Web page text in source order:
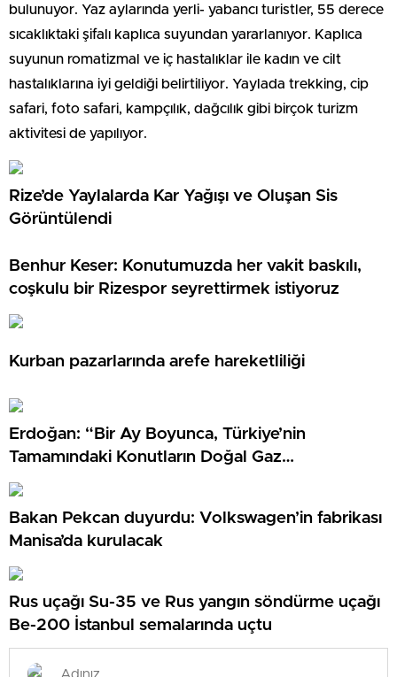
bulunuyor. Yaz aylarında yerli- yabancı turistler, 55 derece
sıcaklıktaki şifalı kaplıca suyundan yararlanıyor. Kaplıca
suyunun romatizmal ve iç hastalıklar ile kadın ve cilt
hastalıklarına iyi geldiği belirtiliyor. Yaylada trekking, cip
safari, foto safari, kampçılık, dağcılık gibi birçok turizm
aktivitesi de yapılıyor.
Rize’de Yaylalarda Kar Yağışı ve Oluşan Sis
Görüntülendi
Benhur Keser: Konutumuzda her vakit baskılı,
coşkulu bir Rizespor seyrettirmek istiyoruz
Kurban pazarlarında arefe hareketliliği
Erdoğan: “Bir Ay Boyunca, Türkiye’nin
Tamamındaki Konutların Doğal Gaz
Tüketiminden Fiyat Almayacağız”
Bakan Pekcan duyurdu: Volkswagen’in fabrikası
Manisa’da kurulacak
Rus uçağı Su-35 ve Rus yangın söndürme uçağı
Be-200 İstanbul semalarında uçtu